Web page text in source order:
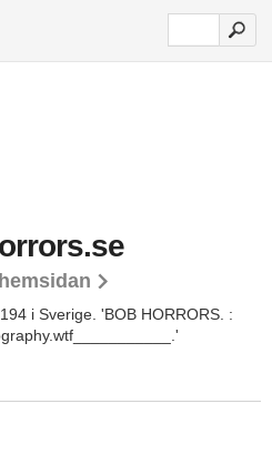
i Sverige. 'BOB HORRORS. :